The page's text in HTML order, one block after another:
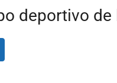
deportivo